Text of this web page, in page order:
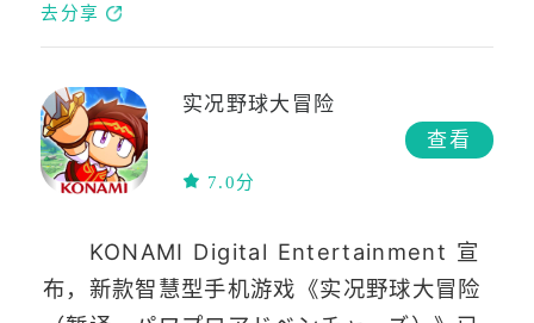
去分享
实况野球大冒险
7.0分
查看
KONAMI Digital Entertainment 宣
布，新款智慧型手机游戏《实况野球大冒险